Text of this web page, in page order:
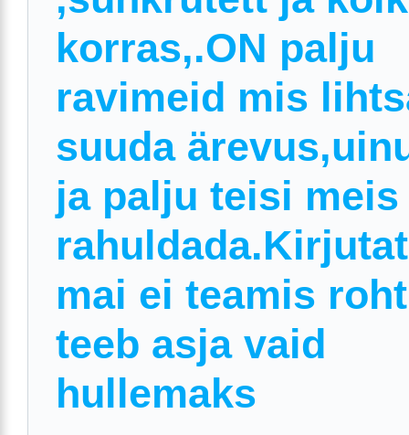
korras,.ON palju
ravimeid mis
suuda
ja palju teisi meis
mai ei teamis
teeb asja vaid
hullemaks